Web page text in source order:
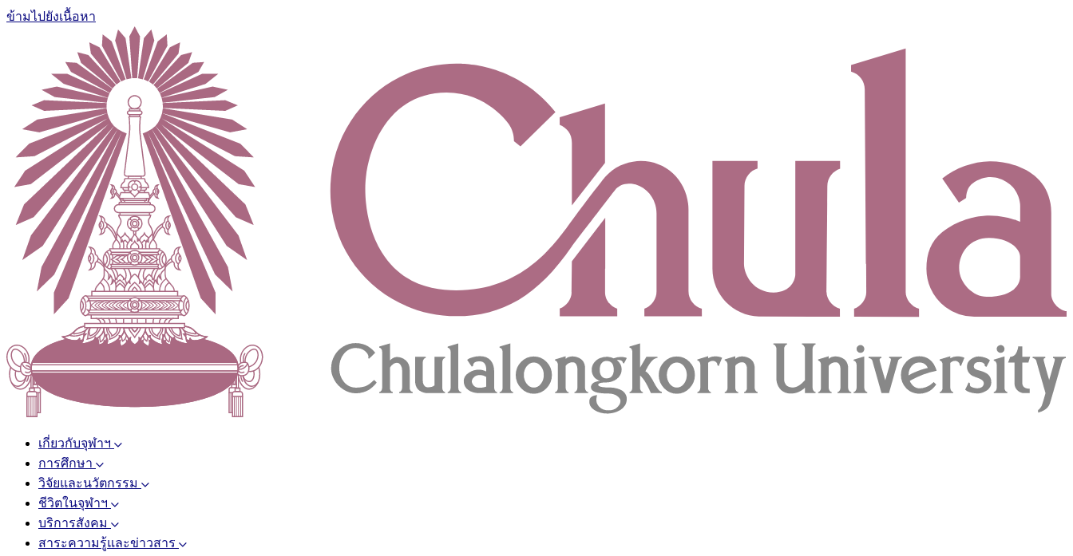
ข้ามไปยังเนื้อหา
เกี่ยวกับจุฬาฯ
การศึกษา
วิจัยและนวัตกรรม
ชีวิตในจุฬาฯ
บริการสังคม
สาระความรู้และข่าวสาร